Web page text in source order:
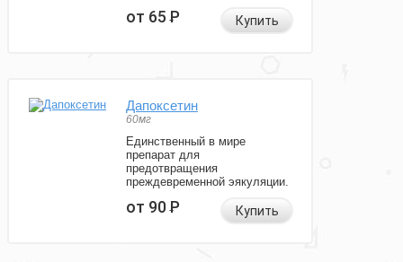
от 65Р Купить
Дапоксетин
60мг
Единственный в мире
препарат для
предотвращения
преждевременной эякуляции.
от 90Р Купить